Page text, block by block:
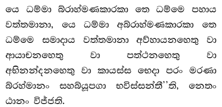
යෙ ධම්මා බ්රාහ්මණකාරකා තෙ ධම්මෙ පහාය
වත්තමානා, යෙ ධම්මා අබ්රාහ්මණකාරකා තෙ
ධම්මෙ සමාදාය වත්තමානා අව්හායනහෙතු වා
ආයාචනහෙතු වා පත්ථනහෙතු වා
අභිනන්දනහෙතු වා කායස්ස භෙදා පරං මරණා
බ්රහ්මානං සහබ්යූපගා භවිස්සන්තී’’ති, නෙතං
ඨානං විජ්ජති.